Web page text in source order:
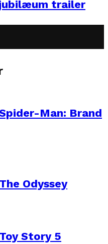
jubilæum trailer
Man: Brand
Odyssey
Story 5